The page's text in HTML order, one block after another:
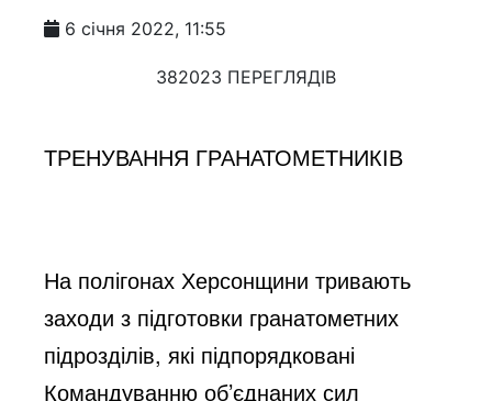
6 січня 2022, 11:55
382023 ПЕРЕГЛЯДІВ
ТРЕНУВАННЯ ГРАНАТОМЕТНИКІВ
На полігонах Херсонщини тривають
заходи з підготовки гранатометних
підрозділів, які підпорядковані
Командуванню об’єднаних сил